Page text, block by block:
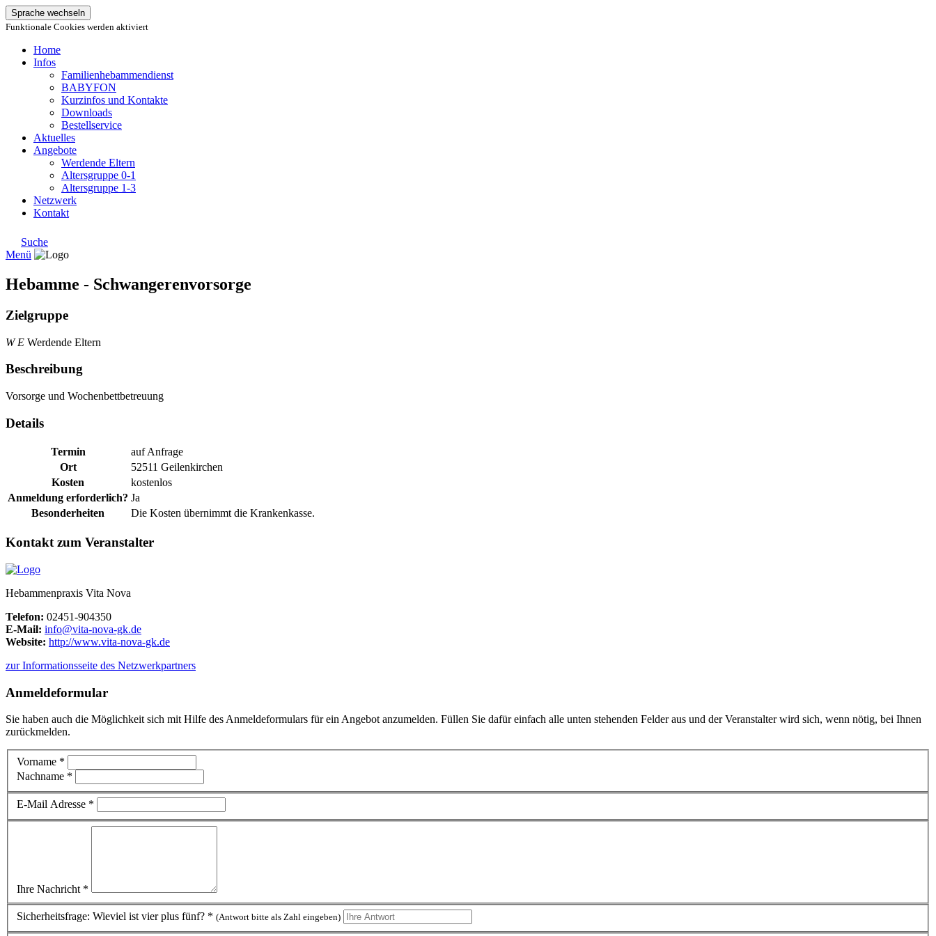
Sprache wechseln
Funktionale Cookies werden aktiviert
Home
Infos
Familienhebammendienst
BABYFON
Kurzinfos und Kontakte
Downloads
Bestellservice
Aktuelles
Angebote
Werdende Eltern
Altersgruppe 0-1
Altersgruppe 1-3
Netzwerk
Kontakt
Suche
Menü
Hebamme - Schwangerenvorsorge
Zielgruppe
W E Werdende Eltern
Beschreibung
Vorsorge und Wochenbettbetreuung
Details
Termin
auf Anfrage
Ort
52511 Geilenkirchen
Kosten
kostenlos
Anmeldung erforderlich? Ja
Besonderheiten
Die Kosten übernimmt die Krankenkasse.
Kontakt zum Veranstalter
Hebammenpraxis Vita Nova
Telefon: 02451-904350
E-Mail: info@vita-nova-gk.de
Website: http://www.vita-nova-gk.de
zur Informationsseite des Netzwerkpartners
Anmeldeformular
Sie haben auch die Möglichkeit sich mit Hilfe des Anmeldeformulars für ein Angebot anzumelden. Füllen Sie dafür einfach alle unten stehenden Felder aus und der Veranstalter wird sich, wenn nötig, bei Ihnen
zurückmelden.
Vorname *
Nachname *
E-Mail Adresse *
Ihre Nachricht *
Sicherheitsfrage: Wieviel ist vier plus fünf? * (Antwort bitte als Zahl eingeben)